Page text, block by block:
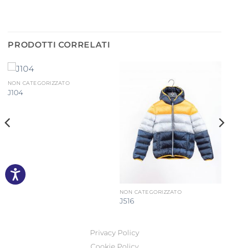
PRODOTTI CORRELATI
NON CATEGORIZZATO
J104
NON CATEGORIZZATO
J516
Privacy Policy